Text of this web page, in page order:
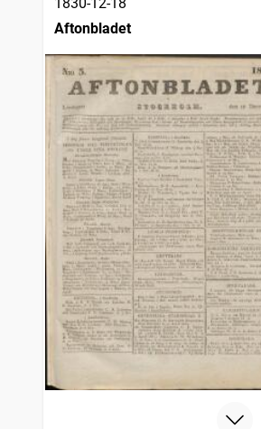
Aftonbladet